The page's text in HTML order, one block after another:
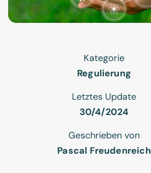
Kategorie
Regulierung
Letztes Update
30/4/2024
Geschrieben von
Pascal Freudenreich